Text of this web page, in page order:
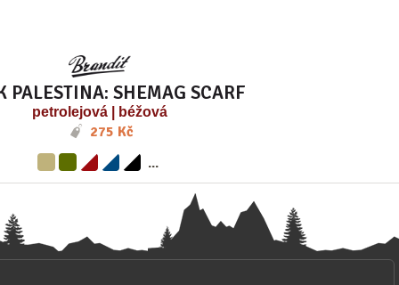
PALESTINA: SHEMAG SCARF
petrolejová | béžová
275 Kč
...